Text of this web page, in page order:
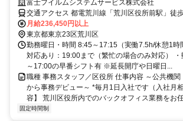
体業務を後押しするお仕事♪
富士フイルムシステムサービス株式会社
交通アクセス 都電荒川線「荒川区役所前駅」徒
線「町屋駅」徒歩12分 JR常磐線「三河島駅」徒歩10分 ☆自
可です
月給236,450円以上
東京都東京23区荒川区
勤務曜日・時間 8:45～17:15（実働7.5h/休憩1時
対応あり：19:00まで（繁忙の場合のみ対応）
～17:00の早番シフト有 ※延長開庁や日曜日...
職種 事務スタッフ／区役所 仕事内容 ～公共機
から事務デビュー～ *毎月1日入社です（入社月
容】 荒川区役所内でのバックオフィス業務をお任
固定時間制